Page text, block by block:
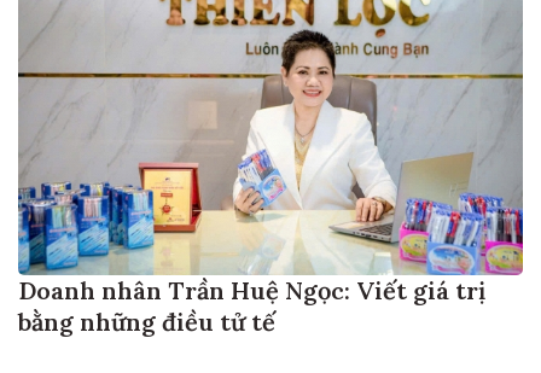
Doanh nhân Trần Huệ Ngọc: Viết giá trị
bằng những điều tử tế